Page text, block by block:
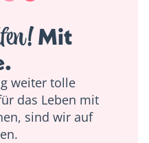
Mit
weiter tolle
das Leben mit
sind wir auf